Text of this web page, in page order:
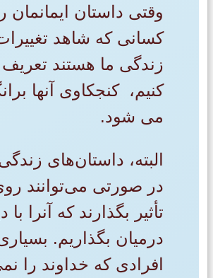
وقتی داستان ایمانمان
کسانی که شاهد
زندگی ما هستند تعریف
کنیم، کنجکاوی آنها
می شود.
البته، داستان‌های زندگی
در صورتی می‌توانند روی
تأثیر بگذارند که آنرا با
درمیان بگذاریم. بسیاری
افرادی که خداوند را نمی